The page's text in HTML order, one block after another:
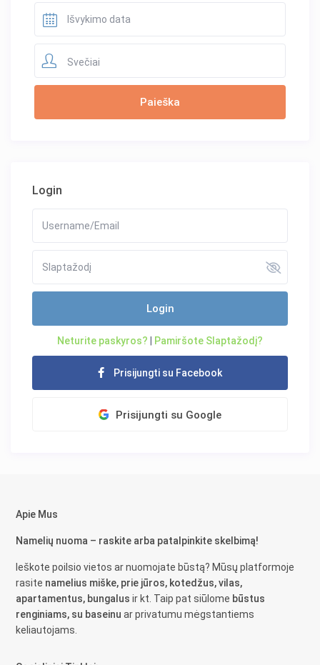
Svečiai
Login
Login
Neturite paskyros? Pamiršote Slaptažodį?
Prisijungti su Facebook
Prisijungti su Google
Apie Mus
Namelių nuoma – raskite arba patalpinkite skelbimą!
Ieškote poilsio vietos ar nuomojate būstą? Mūsų platformoje
rasite namelius miške, prie jūros, kotedžus, vilas,
apartamentus, bungalus ir kt. Taip pat siūlome būstus
renginiams, su baseinu ar privatumu mėgstantiems
keliautojams.